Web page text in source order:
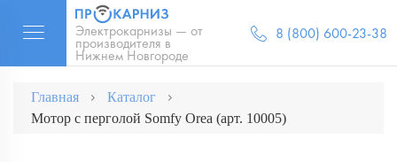
Электрокарнизы — от
производителя в
Нижнем Новгороде
8 (800) 600-23-38
Главная
Каталог
Мотор с перголой Somfy Orea (арт. 10005)